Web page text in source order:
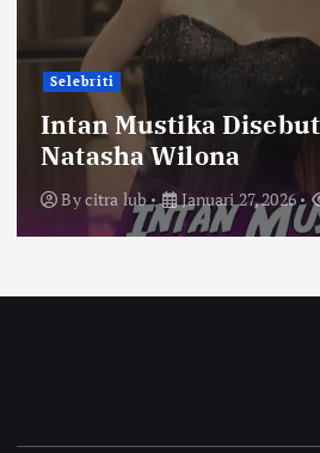
Selebriti
Intan Mustika
Natasha Wilona
Bycitra lub Januari 27, 2026